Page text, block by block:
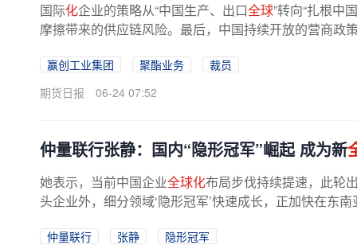
国际化企业的策略从“中国生产、出口全球”转向“扎根中
摩擦带来的供应链风险。最后，中国持续开放的营商政
赢创工业集团 聚酯业务
裁员
期货日报
06-24 07:52
仲量联行张静：国内“隐形冠军”崛起 成为新
她表示，当前中国企业全球化布局步伐持续提速，此轮
头企业外，细分领域‘隐形冠军’快速成长，正加快在东
仲量联行 张静
隐形冠军